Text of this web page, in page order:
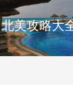
北美攻略大